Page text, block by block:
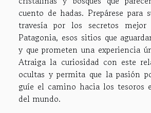
cuento de hadas. Prepárese para
travesía por los secretos
Patagonia, esos sitios que
y que prometen una experiencia
Atraiga la curiosidad con este
ocultas y permita que la pasión
guíe el camino hacia los tesoros
del mundo.